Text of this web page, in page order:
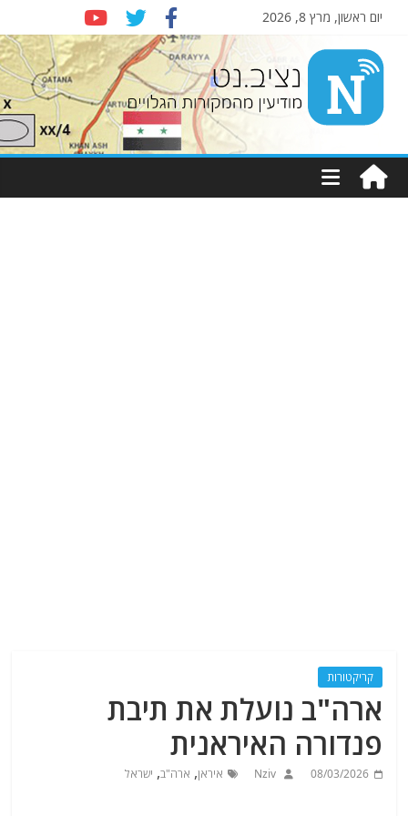
יום ראשון, מרץ 8, 2026
Nziv.net
מודיעין
מהמקורות
קריקטורות
ארה"ב נועלת את תיבת
פנדורה האיראנית
08/03/2026
Nziv איראן, ארה"ב, ישראל